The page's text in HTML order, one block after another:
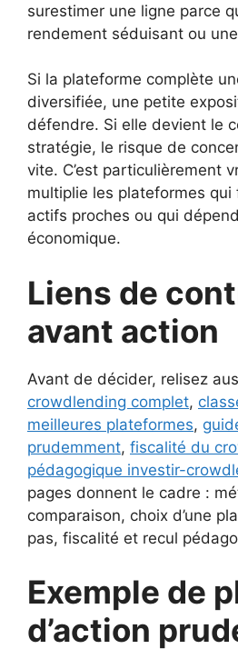
surestimer une ligne parce
rendement séduisant ou
Si la plateforme complète
diversifiée, une petite
défendre. Si elle devient le
stratégie, le risque de
vite. C’est particulièrement
multiplie les plateformes qui
actifs proches ou qui
économique.
Liens de
avant action
Avant de décider, relisez
crowdlending complet,
meilleures plateformes,
prudemment, fiscalité du
pédagogique investir-
pages donnent le cadre :
comparaison, choix d’une
pas, fiscalité et recul
Exemple de
d’action